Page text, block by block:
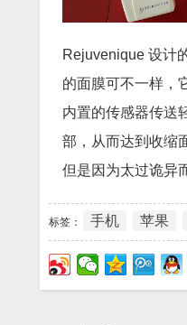
Rejuvenique 设计
的面膜可不一样，
内置的传感器传送
部，从而达到收缩
但是因为太过诡异
标签： 手机 苹果